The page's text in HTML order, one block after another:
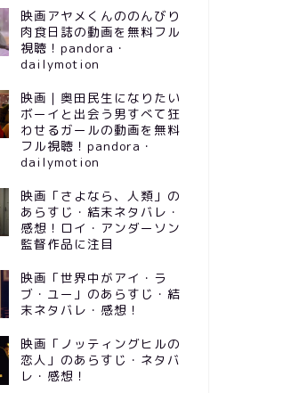
映画アヤメくんののんびり
肉食日誌の動画を無料フル
視聴！pandora・
dailymotion
映画｜奥田民生になりたい
ボーイと出会う男すべて狂
わせるガールの動画を無料
フル視聴！pandora・
dailymotion
映画「さよなら、人類」の
あらすじ・結末ネタバレ・
感想！ロイ・アンダーソン
監督作品に注目
映画「世界中がアイ・ラ
ブ・ユー」のあらすじ・結
末ネタバレ・感想！
映画「ノッティングヒルの
恋人」のあらすじ・ネタバ
レ・感想！